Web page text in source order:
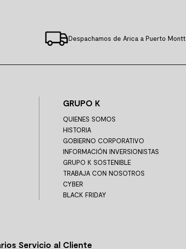
Despachamos de Arica a Puerto Montt
GRUPO K
QUIENES SOMOS
HISTORIA
GOBIERNO CORPORATIVO
INFORMACIÓN INVERSIONISTAS
GRUPO K SOSTENIBLE
TRABAJA CON NOSOTROS
CYBER
BLACK FRIDAY
Servicio al Cliente